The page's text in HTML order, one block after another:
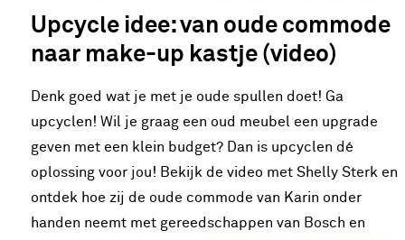
Upcycle idee: van oude commode
naar make-up kastje (video)
Denk goed wat je met je oude spullen doet! Ga
upcyclen! Wil je graag een oud meubel een upgrade
geven met een klein budget? Dan is upcyclen dé
oplossing voor jou! Bekijk de video met Shelly Sterk en
ontdek hoe zij de oude commode van Karin onder
handen neemt met gereedschappen van Bosch en